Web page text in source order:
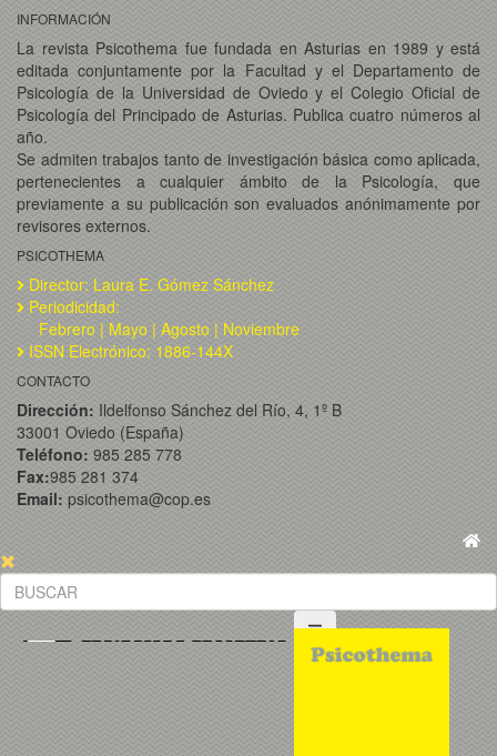
INFORMACIÓN
La revista Psicothema fue fundada en Asturias en 1989 y está
editada conjuntamente por la Facultad y el Departamento de
Psicología de la Universidad de Oviedo y el Colegio Oficial de
Psicología del Principado de Asturias. Publica cuatro números al
año.
Se admiten trabajos tanto de investigación básica como aplicada,
pertenecientes a cualquier ámbito de la Psicología, que
previamente a su publicación son evaluados anónimamente por
revisores externos.
PSICOTHEMA
Director: Laura E. Gómez Sánchez
Periodicidad:
Febrero | Mayo | Agosto | Noviembre
ISSN Electrónico: 1886-144X
CONTACTO
Dirección: Ildelfonso Sánchez del Río, 4, 1º B
33001 Oviedo (España)
Teléfono: 985 285 778
Fax:985 281 374
Email: psicothema@cop.es